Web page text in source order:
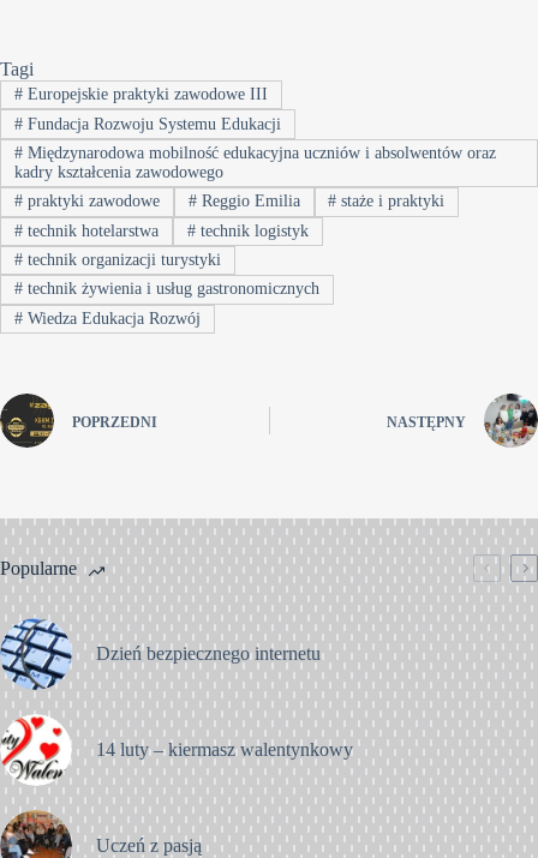
Tagi
#Europejskie praktyki zawodowe III
#Fundacja Rozwoju Systemu Edukacji
#Międzynarodowa mobilność edukacyjna uczniów i absolwentów oraz
kadry kształcenia zawodowego
#praktyki zawodowe #Reggio Emilia # staże i praktyki
#technik hotelarstwa #technik logistyk
#technik organizacji turystyki
#technik żywienia i usług gastronomicznych
#Wiedza Edukacja Rozwój
POPRZEDNI NASTĘPNY
Popularne
Dzień bezpiecznego internetu
14 luty – kiermasz walentynkowy
Uczeń z pasją